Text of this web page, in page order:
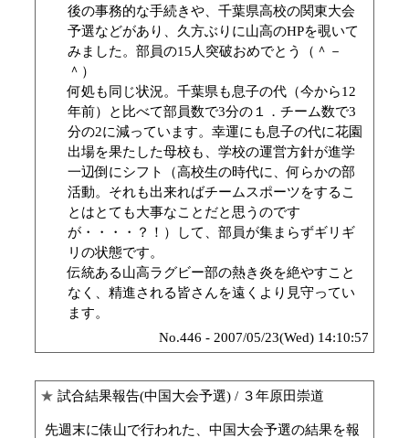
後の事務的な手続きや、千葉県高校の関東大会
予選などがあり、久方ぶりに山高のHPを覗いて
みました。部員の15人突破おめでとう（＾－
＾）
何処も同じ状況。千葉県も息子の代（今から12
年前）と比べて部員数で3分の１．チーム数で3
分の2に減っています。幸運にも息子の代に花園
出場を果たした母校も、学校の運営方針が進学
一辺倒にシフト（高校生の時代に、何らかの部
活動。それも出来ればチームスポーツをするこ
とはとても大事なことだと思うのです
が・・・・？！）して、部員が集まらずギリギ
リの状態です。
伝統ある山高ラグビー部の熱き炎を絶やすこと
なく、精進される皆さんを遠くより見守ってい
ます。
No.446 - 2007/05/23(Wed) 14:10:57
★ 試合結果報告(中国大会予選) / ３年原田崇道
先週末に俵山で行われた、中国大会予選の結果を報